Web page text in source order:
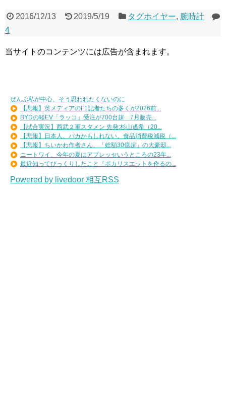
2016/12/13 2019/5/19 タグホイヤー, 腕時計
4
当サイトのコンテンツには広告が含まれます。
ぜんぶ私が中心、そう思われたくないのに
【悲報】英メディアのF1記者たちの多くが2026前...
BYDの軽EV「ラッコ」受注が700台超 7月販売...
【試合実況】西武２軍スタメン 先発:杉山遙希（20...
【悲報】日本人、バカかもしれない。食品消費税減税（...
【悲報】ちいかわ作者さん、「総額30億超」の大豪邸...
ニートワイ、今年の夏はアプレッセいうところの23年...
最近知ってびっくりしたこと『ポカリスエットを作るの...
Powered by livedoor 相互RSS